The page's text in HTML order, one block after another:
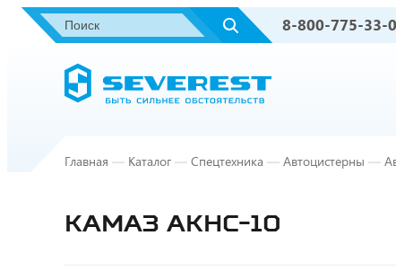
8-800-775-33-
Главная — Каталог — Спецтехника — Автоцистерны —
КАМАЗ АКНС-10